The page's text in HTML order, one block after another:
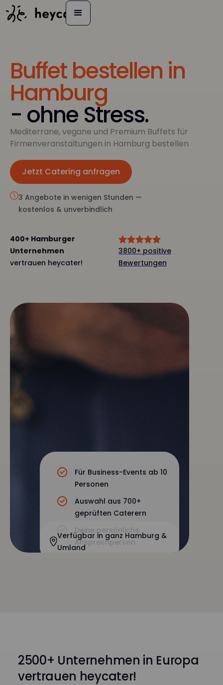
Buffet bestellen in
Hamburg
- ohne Stress.
Mediterrane, vegane und Premium Buffets für
Firmenveranstaltungen in Hamburg bestellen
Jetzt Catering anfragen
Jetzt anfragen
3 Angebote in wenigen Stunden —
kostenlos & unverbindlich
400+ Hamburger
Unternehmen
vertrauen heycater!
3800+ positive
Bewertungen
Für Business-Events ab 10
Personen
Auswahl aus 700+
geprüften Caterern
Deine persönliche
Ansprechperson
Verfügbar in ganz Hamburg &
Umland
2500+ Unternehmen in Europa
vertrauen heycater!